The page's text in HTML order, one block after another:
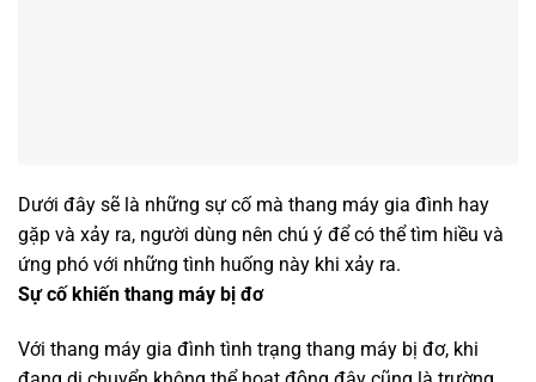
Dưới đây sẽ là những sự cố mà thang máy gia đình hay
gặp và xảy ra, người dùng nên chú ý để có thể tìm hiều và
ứng phó với những tình huống này khi xảy ra.
Sự cố khiến thang máy bị đơ
Với thang máy gia đình tình trạng thang máy bị đơ, khi